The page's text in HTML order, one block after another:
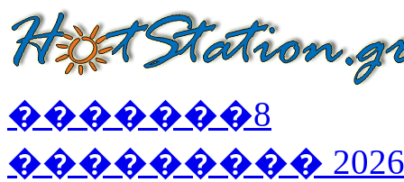
�������8
��������� 2026